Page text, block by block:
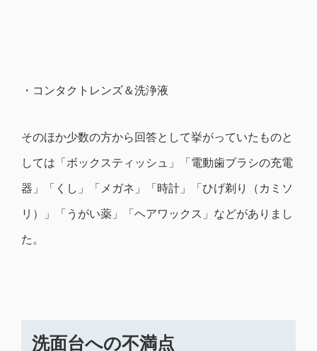
・コンタクトレンズ＆洗浄液
そのほか少数の方から回答として挙がっていたものと
しては「ボックスティッシュ」「電動歯ブラシの充電
器」「くし」「メガネ」「時計」「ひげ剃り（カミソ
リ）」「うがい薬」「ヘアワックス」などがありまし
た。
洗面台への不満点